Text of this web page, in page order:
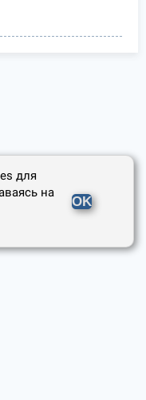
для
на
OK